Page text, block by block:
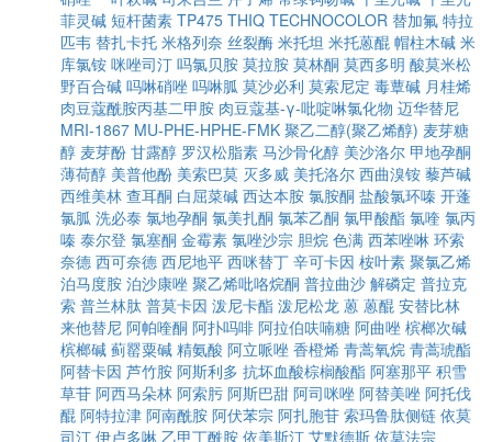
菲灵碱 短杆菌素 TP475 THIQ TECHNOCOLOR 替加氟 特拉
匹韦 替扎卡托 米格列奈 丝裂酶 米托坦 米托蒽醌 帽柱木碱 米
库氯铵 咪唑司汀 吗氯贝胺 莫拉胺 莫林酮 莫西多明 酸莫米松
野百合碱 吗啉硝唑 吗啉胍 莫沙必利 莫索尼定 毒蕈碱 月桂烯
肉豆蔻酰胺丙基二甲胺 肉豆蔻基-γ-吡啶啉氯化物 迈华替尼
MRI-1867 MU-PHE-HPHE-FMK 聚乙二醇(聚乙烯醇) 麦芽糖
醇 麦芽酚 甘露醇 罗汉松脂素 马沙骨化醇 美沙洛尔 甲地孕酮
薄荷醇 美普他酚 美索巴莫 灭多威 美托洛尔 西曲溴铵 藜芦碱
西维美林 查耳酮 白屈菜碱 西达本胺 氯胺酮 盐酸氯环嗪 开蓬
氯胍 洗必泰 氯地孕酮 氯美扎酮 氯苯乙酮 氯甲酸酯 氯喹 氯丙
嗪 泰尔登 氯塞酮 金霉素 氯唑沙宗 胆烷 色满 西苯唑啉 环索
奈德 西可奈德 西尼地平 西咪替丁 辛可卡因 桉叶素 聚氯乙烯
泊马度胺 泊沙康唑 聚乙烯吡咯烷酮 普拉曲沙 解磷定 普拉克
索 普兰林肽 普莫卡因 泼尼卡酯 泼尼松龙 蒽 蒽醌 安替比林
来他替尼 阿帕喹酮 阿扑吗啡 阿拉伯呋喃糖 阿曲唑 槟榔次碱
槟榔碱 蓟罂粟碱 精氨酸 阿立哌唑 香橙烯 青蒿氧烷 青蒿琥酯
阿替卡因 芦竹胺 阿斯利多 抗坏血酸棕榈酸酯 阿塞那平 积雪
草苷 阿西马朵林 阿索肟 阿斯巴甜 阿司咪唑 阿替美唑 阿托伐
醌 阿特拉津 阿南酰胺 阿伏苯宗 阿扎胞苷 索玛鲁肽侧链 依莫
司汀 伊卢多啉 乙甲丁酰胺 依美斯汀 艾默德斯 依莫法宗